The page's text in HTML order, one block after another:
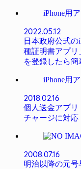
iPhone用
2022.05.12
日本政府公式
種証明書アプ
を登録したら簡
iPhone用
2018.02.16
個人送金アプリ
チャージに対応
2008.07.16
明治以降の元号